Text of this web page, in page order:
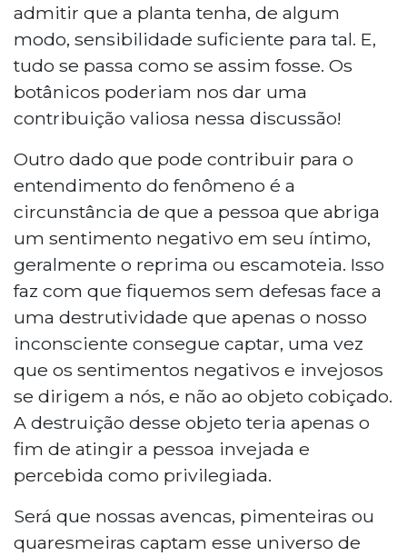
admitir que a planta tenha, de algum
modo, sensibilidade suficiente para tal. E,
tudo se passa como se assim fosse. Os
botânicos poderiam nos dar uma
contribuição valiosa nessa discussão!
Outro dado que pode contribuir para o
entendimento do fenômeno é a
circunstância de que a pessoa que abriga
um sentimento negativo em seu íntimo,
geralmente o reprima ou escamoteia. Isso
faz com que fiquemos sem defesas face a
uma destrutividade que apenas o nosso
inconsciente consegue captar, uma vez
que os sentimentos negativos e invejosos
se dirigem a nós, e não ao objeto cobiçado.
A destruição desse objeto teria apenas o
fim de atingir a pessoa invejada e
percebida como privilegiada.
Será que nossas avencas, pimenteiras ou
quaresmeiras captam esse universo de